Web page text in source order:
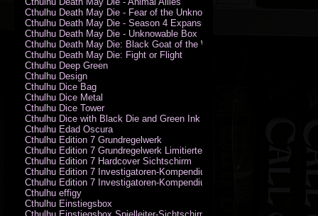
Cthulhu Death May Die - Fear of the Unknown
Cthulhu Death May Die - Season 4 Expansion
Cthulhu Death May Die - Unknowable Box
Cthulhu Death May Die: Black Goat of the Woods
Cthulhu Death May Die: Fight or Flight
Cthulhu Deep Green
Cthulhu Design
Cthulhu Dice Bag
Cthulhu Dice Metal
Cthulhu Dice Tower
Cthulhu Dice with Black Die and Green Ink
Cthulhu Edad Oscura
Cthulhu Edition 7 Grundregelwerk
Cthulhu Edition 7 Grundregelwerk Limitierte Edition
Cthulhu Edition 7 Hardcover Sichtschirm
Cthulhu Edition 7 Investigatoren-Kompendium
Cthulhu Edition 7 Investigatoren-Kompendium Limitierte Edition
Cthulhu effigy
Cthulhu Einstiegsbox